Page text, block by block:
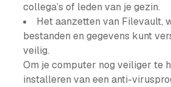
collega’s of leden van je gezin.
Het aanzetten van Filevault,
bestanden en gegevens kunt
veilig.
Om je computer nog veiliger te
installeren van een anti-